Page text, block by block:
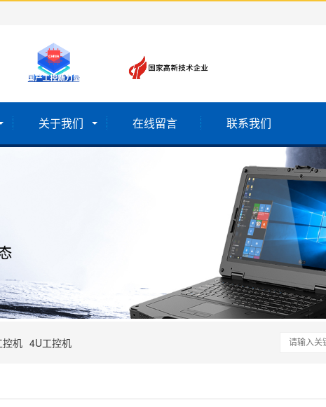
关于我们 在线留言 联系我们
控机 4U工控机